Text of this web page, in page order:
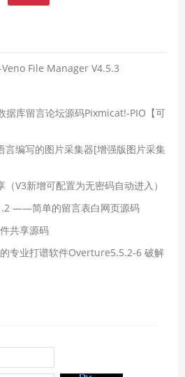
Veno File Manager V4.5.3
据库留言论坛源码Pixmicat!-PIO【可
言编写的图片采集器[增强版图片采集
V3新增可配置为无密码自动进入）
——简单的留言表白网页源码
共享源码
专业打谱软件​Overture5.5.2-6 破解